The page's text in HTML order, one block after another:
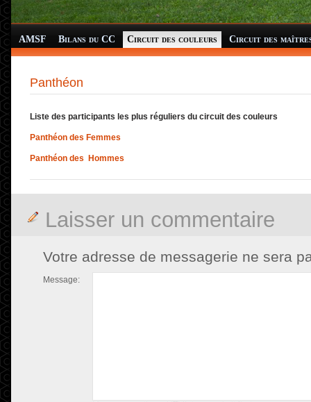
AMSF Bilans du CC Circuit des couleurs Circuit des
Panthéon
Liste des participants les plus réguliers du circuit des couleurs
Panthéon des Femmes
Panthéon des Hommes
Laisser un commentaire
Votre adresse de messagerie ne sera
Message: